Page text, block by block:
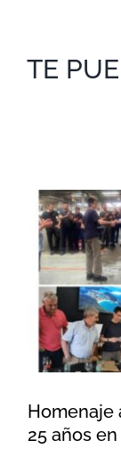
TE
por
Homenaje
25 años